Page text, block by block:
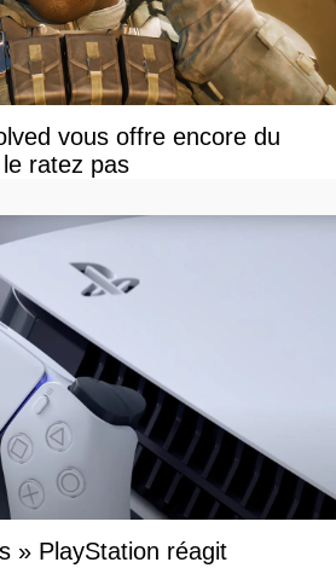
vous offre encore du
ratez pas
» PlayStation réagit